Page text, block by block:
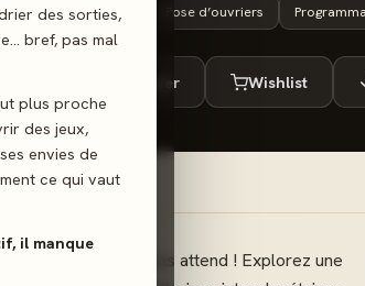
des sorties,
bref, pas mal
plus proche
des jeux,
envies de
ce qui vaut
il manque
12 ans+ 90 min Pose d’ouvriers
Envie de jouer Wishlist
et l'aventure vous attend ! Explorez une